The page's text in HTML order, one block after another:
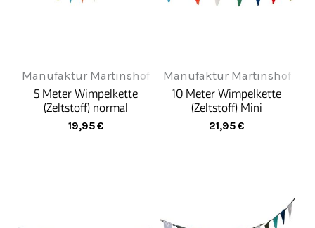
Manufaktur Martinshof
5 Meter Wimpelkette
(Zeltstoff) normal
19,95€
Manufaktur Martinshof
10 Meter Wimpelkette
(Zeltstoff) Mini
21,95€